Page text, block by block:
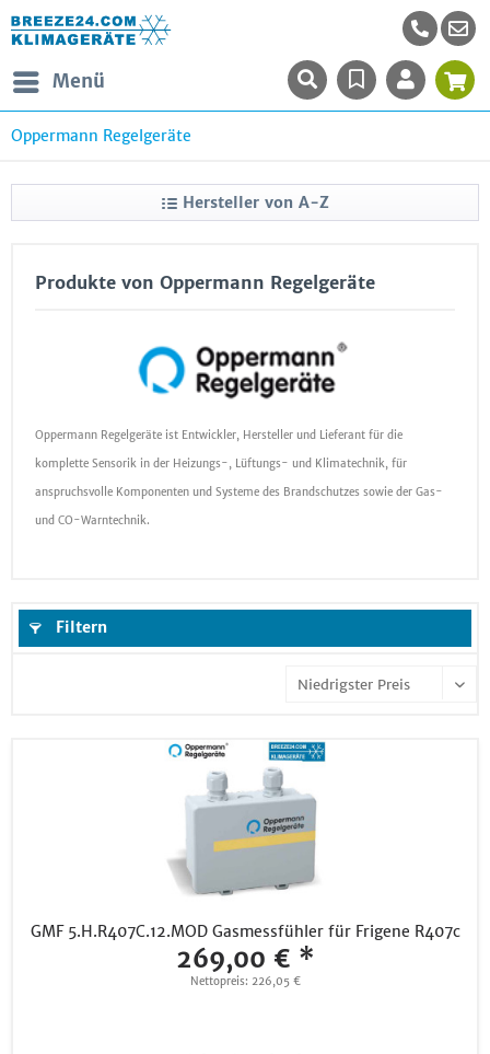
Menü
Oppermann Regelgeräte
Hersteller von A-Z
Produkte von Oppermann Regelgeräte
Oppermann Regelgeräte ist Entwickler, Hersteller und Lieferant für die
komplette Sensorik in der Heizungs-, Lüftungs- und Klimatechnik, für
anspruchsvolle Komponenten und Systeme des Brandschutzes sowie der Gas-
und CO-Warntechnik.
Filtern
GMF 5.H.R407C.12.MOD Gasmessfühler für Frigene R407c
269,00 € *
Nettopreis: 226,05 €